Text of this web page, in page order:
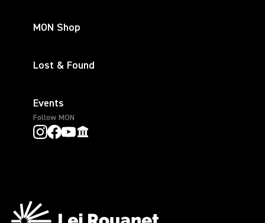
MON Shop
Lost & Found
Events
Follow MON